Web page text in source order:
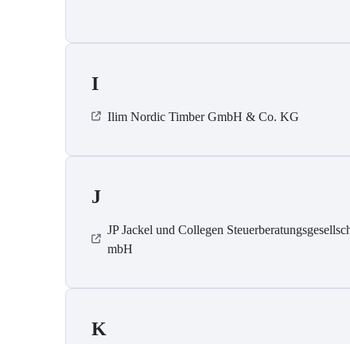
I
Ilim Nordic Timber GmbH & Co. KG
J
JP Jackel und Collegen
mbH
K